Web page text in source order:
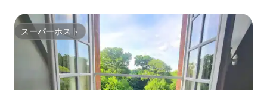
スーパーホスト
スーパーホスト